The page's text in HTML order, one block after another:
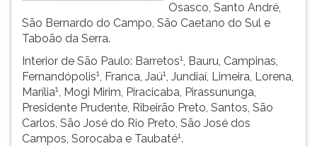
Osasco, Santo André,
São Bernardo do Campo, São Caetano do Sul e
Taboão da Serra.
Interior de São Paulo: Barretos1, Bauru, Campinas,
Fernandópolis1, Franca, Jaú1, Jundiaí, Limeira, Lorena,
Marília1, Mogi Mirim, Piracicaba, Pirassununga,
Presidente Prudente, Ribeirão Preto, Santos, São
Carlos, São José do Rio Preto, São José dos
Campos, Sorocaba e Taubaté1.